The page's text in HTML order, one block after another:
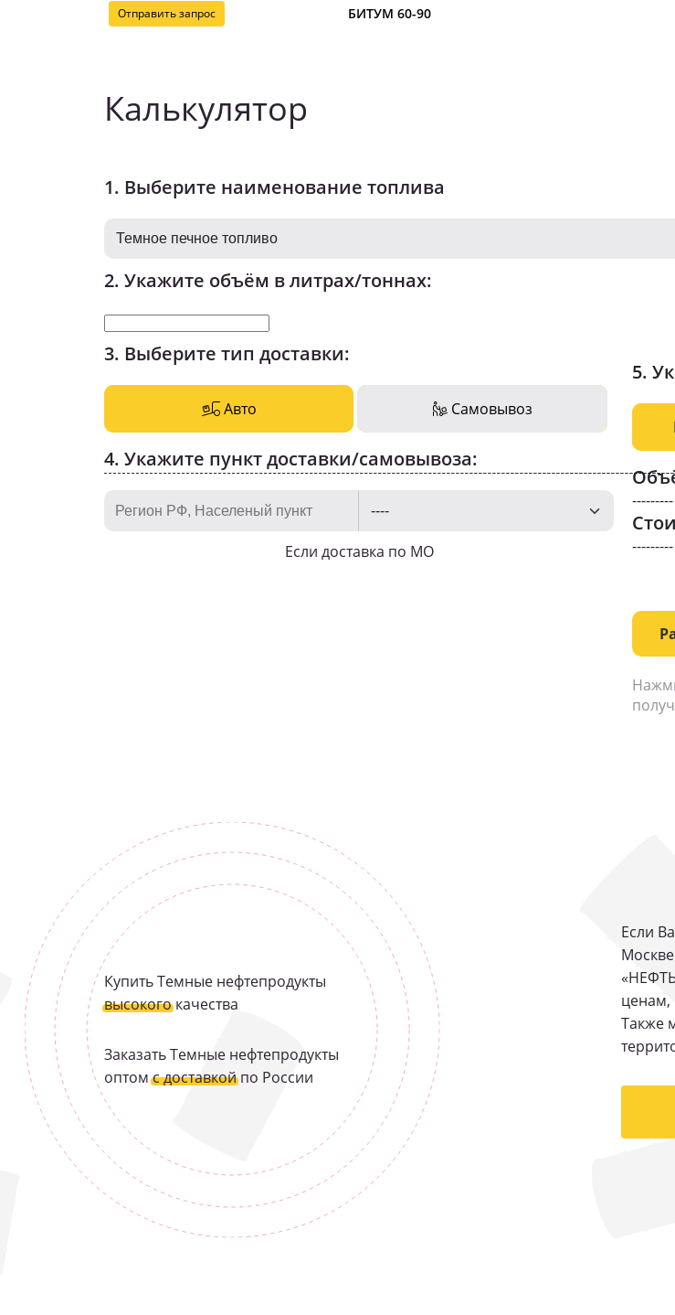
Отправить запрос БИТУМ 60-90
Калькулятор
1. Выберите наименование топлива
2. Укажите объём в литрах/тоннах:
3. Выберите тип доставки:
Авто Самовывоз
4. Укажите пункт доставки/самовывоза:
Если доставка по МО
5.
---------
---------
Купить Темные нефтепродукты
высокогокачества
Заказать Темные нефтепродукты
оптомс доставкойпо России
Если
ценам,
Также